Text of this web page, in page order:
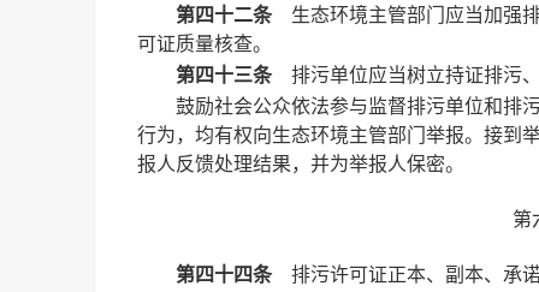
第四十二条生态环境主管部门应当加强排
可证质量核查。
第四十三条排污单位应当树立持证排污、
鼓励社会公众依法参与监督排污单位和排
行为，均有权向生态环境主管部门举报。接到
报人反馈处理结果，并为举报人保密。
第四十四条排污许可证正本、副本、承诺